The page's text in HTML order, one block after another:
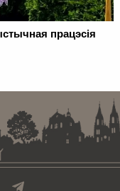
працэсія